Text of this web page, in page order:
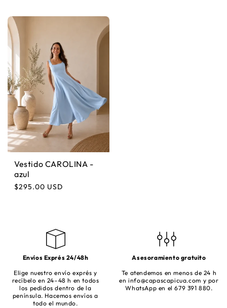
Vestido CAROLINA -
azul
Precio habitual
$295.00 USD
Envíos Exprés 24/48h
Elige nuestro envío exprés y
recíbelo en 24–48 h en todos
los pedidos dentro de la
península. Hacemos envíos a
todo el mundo.
Asesoramiento gratuito
Te atendemos en menos de 24 h
eninfo@capascapicua.com y por
WhatsApp en el 679 391 880.